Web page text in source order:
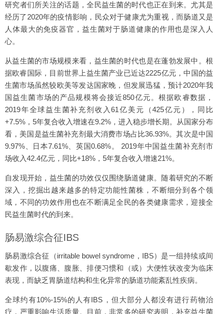
研究者们所关注的话题，全民益生菌的时代也正在到来。尤其是
经历了2020年的疫情影响，民众对于健康尤为重视，而肠道又是
人体最大的免疫器官，益生菌对于肠道健康的作用也是深入人
心。
从益生菌的市场规模来看，益生菌的时代也是在蓬勃发展中。根
据欧睿国际，目前世界上益生菌产业已近达2225亿元，中国的益
生菌市场虽然较欧美等发达国家晚，但发展迅猛，预计2020年我
国益生菌市场的产品规模将会接近850亿元。根据欧睿数据，
2019年全球益生菌补充剂收入61亿美元（425亿元），同比
+7.5%，5年复合收入增速在9.2%，进入稳步增长期。从国家分布
看，美国是益生菌补充剂最大消费市场占比36.93%。其次是中国
9.97%、日本7.61%、英国0.68%。 2019年中国益生菌补充剂市
场收入42.4亿元，同比+18%，5年复合收入增速21%。
自发现开始，益生菌的功效仅仅围绕肠道健康。随着研究的不断
深入，挖掘出越来越多的特定功能性菌株，不断细分到各个领
域，不同的功效作用也在不断满足全民的各类健康需求，迎接全
民益生菌时代的到来。
肠易激综合征IBS
肠易激综合征（irritable bowel syndrome，IBS）是一组持续或间
歇发作，以腹痛、腹胀、排便习惯和（或）大便性状改变为临床
表现，而缺乏胃肠道结构和生化异常的肠道功能紊乱性疾病。
全球约有10%-15%的人有IBS，但大部分人都没有进行药物治
疗，严重影响生活质量。目前，非常多的研究表明，补充益生菌